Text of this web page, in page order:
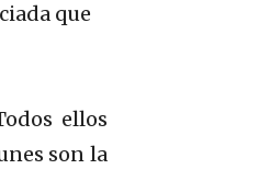
que
ellos
son la